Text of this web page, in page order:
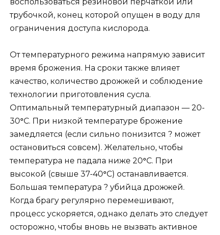
трубочкой, конец которой опущен в воду для
ограничения доступа кислорода.
От температурного режима напрямую зависит
время брожения. На сроки также влияет
качество, количество дрожжей и соблюдение
технологии приготовления сусла.
Оптимальный температурный диапазон — 20-
30°С. При низкой температуре брожение
замедляется (если сильно понизится ? может
остановиться совсем). Желательно, чтобы
температура не падала ниже 20°С. При
высокой (свыше 37-40°С) останавливается.
Большая температура ? убийца дрожжей.
Когда брагу регулярно перемешивают,
процесс ускоряется, однако делать это следует
осторожно, чтобы вновь не вызвать активное